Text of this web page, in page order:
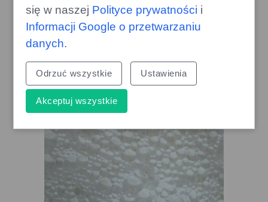
Kiedy ignorujesz awarie
klimatyzacji, koszty rosną nawet
do 5100 zł
się w naszej Polityce prywatności i
Informacji Google o przetwarzaniu
danych.
Odrzuć wszystkie Ustawienia
Akceptuj wszystkie